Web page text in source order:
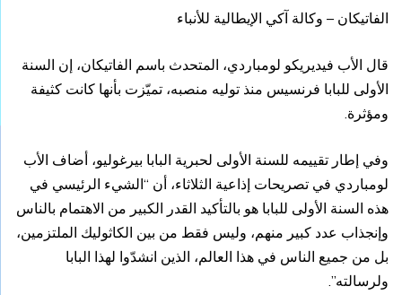
الفاتيكان – وكالة آكي الإيطالية للأنباء
قال الأب فيديريكو لومباردي، المتحدث باسم الفاتيكان، إن السنة
الأولى للبابا فرنسيس منذ توليه منصبه، تميّزت بأنها كانت كثيفة
ومؤثرة.
وفي إطار تقييمه للسنة الأولى لحبرية البابا بيرغوليو، أضاف الأب
لومباردي في تصريحات إذاعية الثلاثاء، أن “الشيء الرئيسي في
هذه السنة الأولى للبابا هو بالتأكيد القدر الكبير من الاهتمام بالناس
وإنجذاب عدد كبير منهم، وليس فقط من بين الكاثوليك الملتزمين،
بل من جميع الناس في هذا العالم، الذين انشدّوا لهذا البابا
ولرسالته”.